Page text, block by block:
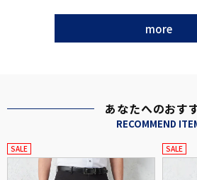
more
あなたへのおす
RECOMMEND
SALE SALE